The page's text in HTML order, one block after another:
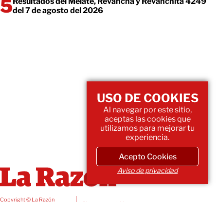
del 7 de agosto del 2026
Copyright © La Razón
USO DE COOKIES
Al navegar por este sitio,
aceptas las cookies que
utilizamos para mejorar tu
experiencia.
Acepto Cookies
Aviso de privacidad